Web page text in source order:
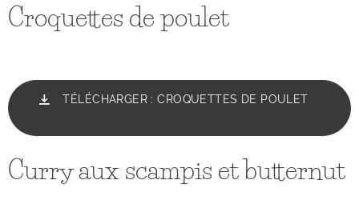
Croquettes de poulet
TÉLÉCHARGER : CROQUETTES DE POULET
Curry aux scampis et butternut